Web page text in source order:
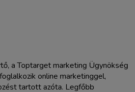
a Toptarget marketing Ügynökség
online marketinggel,
tartott azóta. Legfőbb